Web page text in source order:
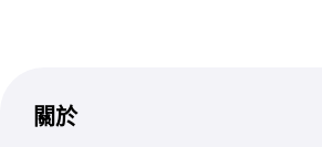
關於